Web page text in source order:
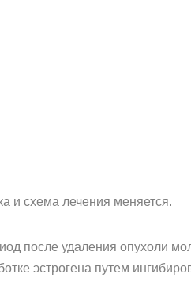
и схема лечения меняется.
после удаления опухоли
эстрогена путем